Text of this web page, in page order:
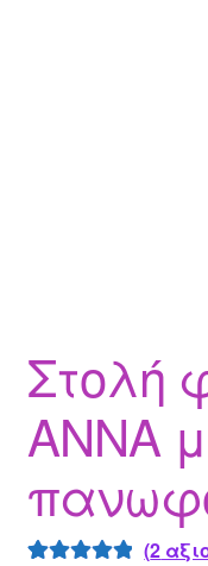
Στολή
ΑΝΝΑ
(2